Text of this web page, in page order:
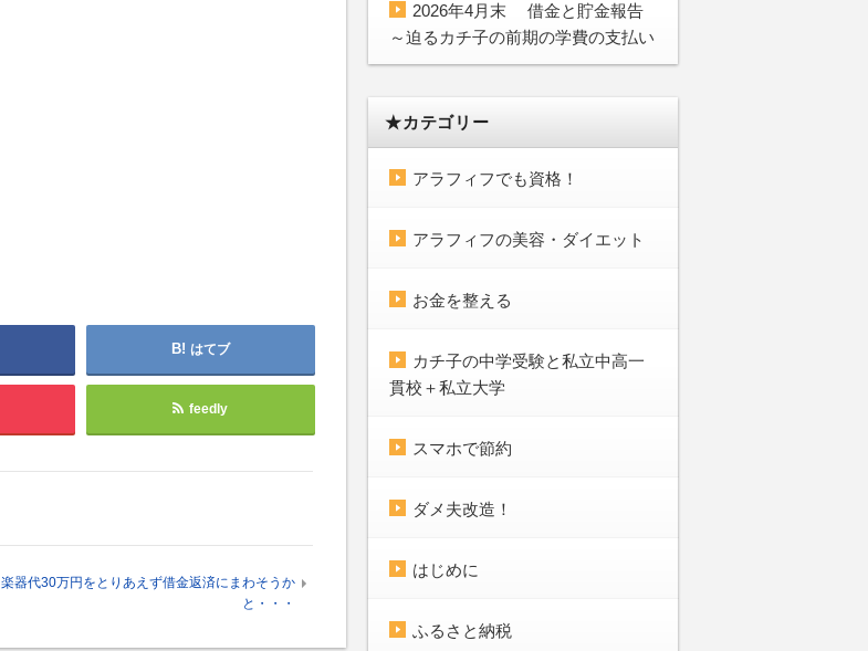
はてブ
feedly
楽器代30万円をとりあえず借金返済にまわそうか
と・・・
2026年4月末 借金と貯金報告
～迫るカチ子の前期の学費の支払い
★カテゴリー
アラフィフでも資格！
アラフィフの美容・ダイエット
お金を整える
カチ子の中学受験と私立中高一
貫校＋私立大学
スマホで節約
ダメ夫改造！
はじめに
ふるさと納税